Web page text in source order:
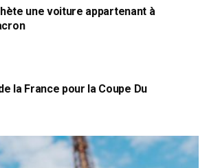
une voiture appartenant à
la France pour la Coupe Du